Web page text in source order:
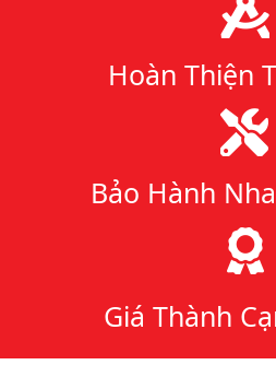
Hoàn Thiện
Bảo Hành
Giá Thành